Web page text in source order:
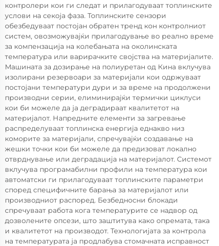
контролери кои ги следат и прилагодуваат топлинските
услови на секоја фаза. Топлинските сензори
обезбедуваат постојан обратен тренд кон контролниот
систем, овозможувајќи прилагодување во реално време
за компензација на колебањата на околинската
температура или варирачките својства на материјалите.
Машината за дозирање на полиуретан од Кина вклучува
изолирани резервоари за материјали кои одржуваат
постојани температури дури и за време на продолжени
производни серии, елиминирајќи термички циклуси
кои би можеле да ја деградираат квалитетот на
материјалот. Напредните елементи за загревање
распределуваат топлинска енергија еднакво низ
коморите за материјали, спречувајќи создавање на
жешки точки кои би можеле да предизоват локално
отврднување или деградација на материјалот. Системот
вклучува програмабилни профили на температура кои
автоматски ги прилагодуваат топлинските параметри
според специфичните барања за материјалот или
производниот распоред. Безбедносни блокади
спречуваат работа кога температурите се надвор од
дозволените опсези, што заштитува како опремата, така
и квалитетот на производот. Технологијата за контрола
на температурата ја продлабува стомачната исправност